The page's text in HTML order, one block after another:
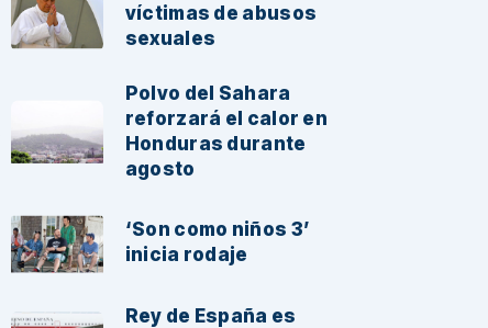
víctimas de abusos
sexuales
Polvo del Sahara
reforzará el calor en
Honduras durante
agosto
‘Son como niños 3’
inicia rodaje
Rey de España es